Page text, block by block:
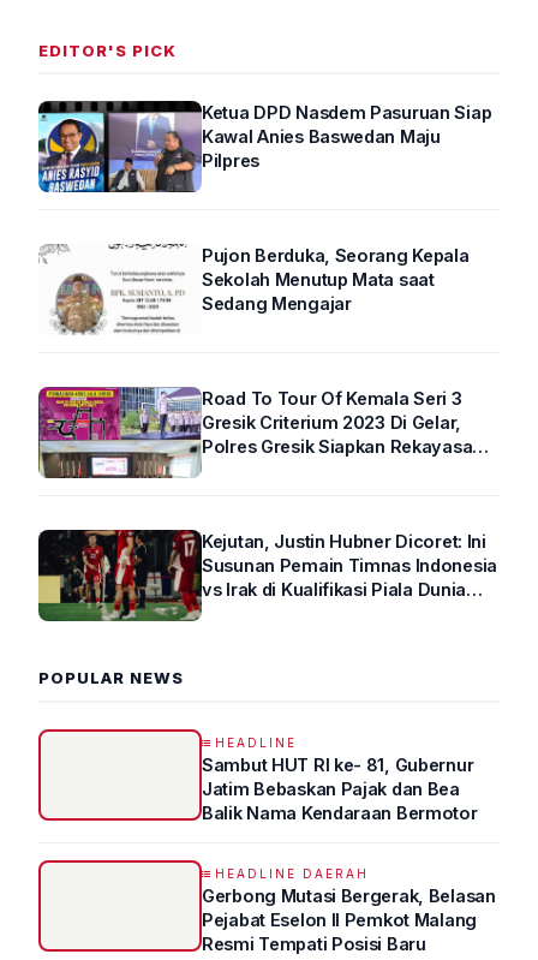
EDITOR'S PICK
Ketua DPD Nasdem Pasuruan Siap
Kawal Anies Baswedan Maju
Pilpres
Pujon Berduka, Seorang Kepala
Sekolah Menutup Mata saat
Sedang Mengajar
Road To Tour Of Kemala Seri 3
Gresik Criterium 2023 Di Gelar,
Polres Gresik Siapkan Rekayasa
Kejutan, Justin Hubner Dicoret: Ini
Susunan Pemain Timnas Indonesia
vs Irak di Kualifikasi Piala Dunia
POPULAR NEWS
HEADLINE
Sambut HUT RI ke- 81, Gubernur
Jatim Bebaskan Pajak dan Bea
Balik Nama Kendaraan Bermotor
HEADLINE DAERAH
Gerbong Mutasi Bergerak, Belasan
Pejabat Eselon II Pemkot Malang
Resmi Tempati Posisi Baru